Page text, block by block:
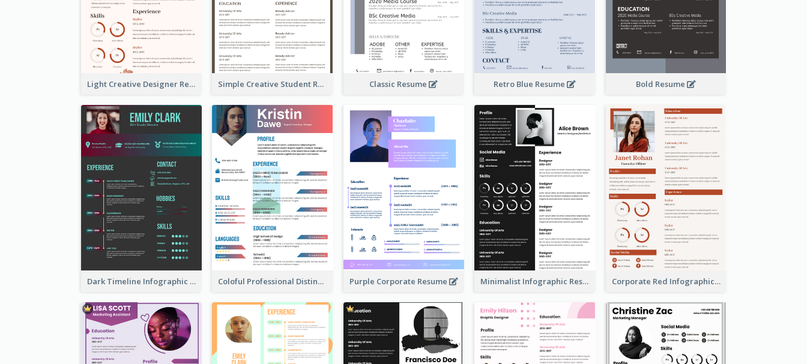
Light Creative Designer Resume Simple Creative Student Resume Classic Resume Retro Blue Resume Bold Resume
Dark Timeline Infographic Resume Coloful Professional Distinguished Resume Purple Corporate Resume Minimalist Infographic Resume Corporate Red Infographic Resume